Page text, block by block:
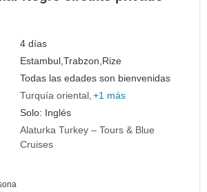
4 días
Estambul,Trabzon, Rize
Todas las edades son bienvenidas
Turquía oriental +1 más
Solo: Inglés
Alaturka Turkey – Tours & Blue
Cruises